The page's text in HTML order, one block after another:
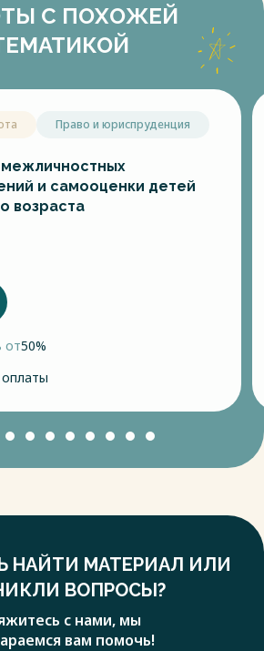
С ПОХОЖЕЙ
Право и юриспруденция
и самооценки детей
возраста
от50%
НАЙТИ МАТЕРИАЛ ИЛИ
ВОПРОСЫ?
с нами, мы
вам помочь!